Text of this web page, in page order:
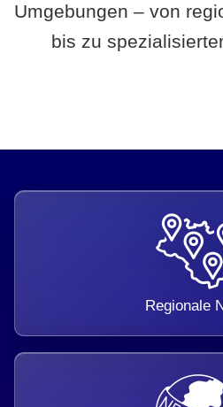
Umgebungen – von
bis zu
Regionale